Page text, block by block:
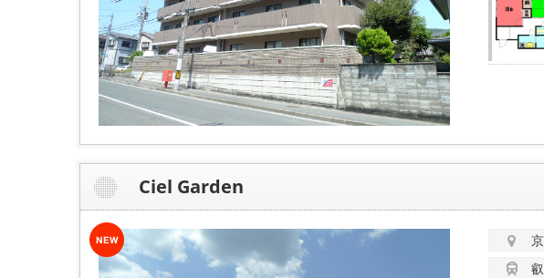
Ciel Garden